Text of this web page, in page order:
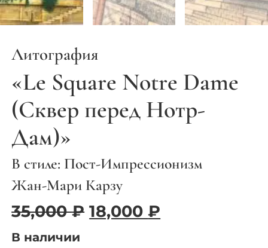
Литография
«Le Square Notre Dame
(Сквер перед Нотр-
Дам)»
В стиле: Пост-Импрессионизм
Жан-Мари Карзу
35,000₽ Первоначальная
цена
18,000₽
В наличии